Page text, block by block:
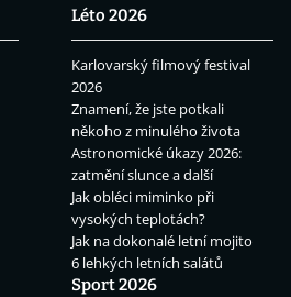
Léto 2026
Karlovarský filmový festival
2026
Znamení, že jste potkali
někoho z minulého života
Astronomické úkazy 2026:
zatmění slunce a další
Jak obléci miminko při
vysokých teplotách?
Jak na dokonalé letní mojito
6 lehkých letních salátů
Sport 2026